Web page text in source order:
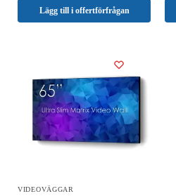
Lägg till i offertförfrågan
VIDEOVÄGGAR